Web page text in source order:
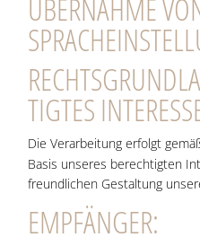
ÜBER­NAH­ME
TIG­TES
Die Ver­ar­bei­tung erfolgt
Basis unse­res berech­tig­ten
freund­li­chen Gestal­tung
EMP­FÄN­GER: